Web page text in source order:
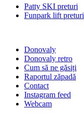
Patty SKI preturi
Funpark lift preturi
Donovaly
Donovaly retro
Cum să ne găsiți
Raportul zăpadă
Contact
Instagram feed
Webcam